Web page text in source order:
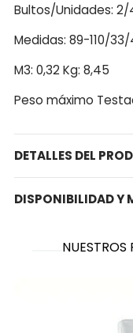
Bultos/Unidades: 2/
Medidas: 89-110/
M3: 0,32 Kg: 8,45
Peso máximo
DETALLES DEL
DISPONIBILIDAD Y